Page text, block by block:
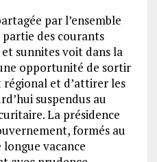
par l’ensemble
partie des courants
sunnites voit dans la
opportunité de sortir
régional et d’attirer les
suspendus au
La présidence
formés au
longue vacance